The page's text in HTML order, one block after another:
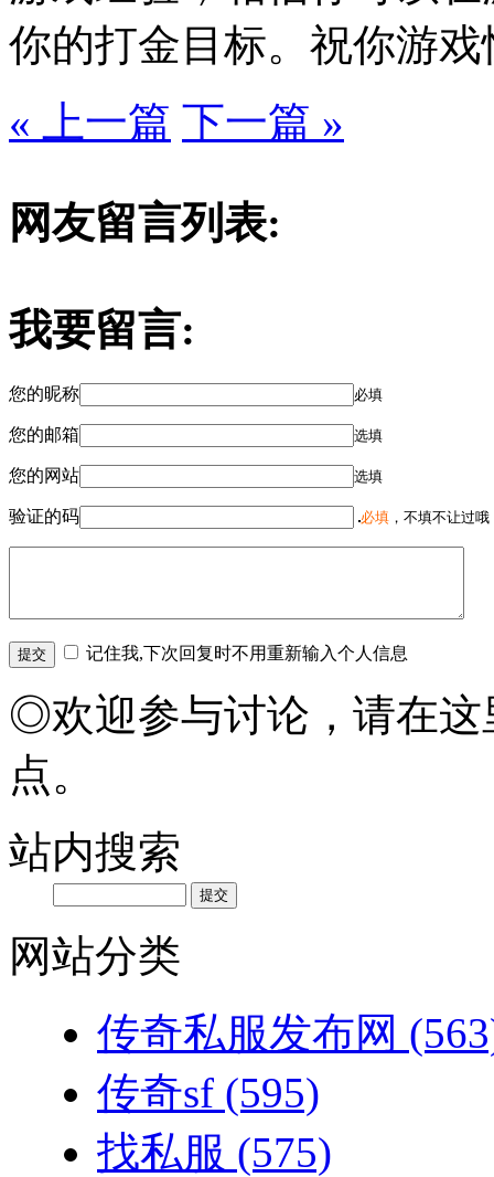
你的打金目标。祝你游戏
« 上一篇 下一篇 »
网友留言列表:
我要留言:
您的昵称 必填
您的邮箱 选填
您的网站 选填
验证的码 必填 ，不填不让过
记住我,下次回复时不用重新输入个人信息
◎欢迎参与讨论，请在这
点。
站内搜索
网站分类
传奇私服发布网
传奇sf (595)
找私服 (575)